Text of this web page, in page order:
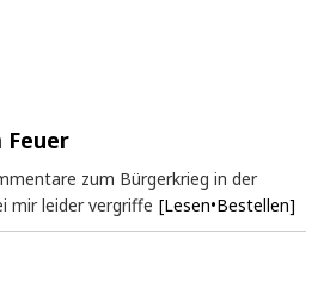
Feuer
zum Bürgerkrieg in der
mir leider vergriffe [Lesen•Bestellen]